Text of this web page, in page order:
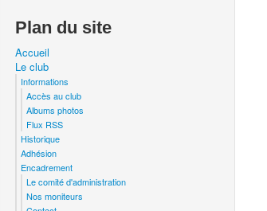
Plan du site
Accueil
Le club
Informations
Accès au club
Albums photos
Flux RSS
Historique
Adhésion
Encadrement
Le comité d'administration
Nos moniteurs